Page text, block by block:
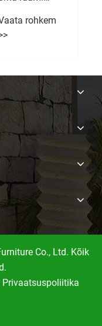
stiilsete
Vaata rohkem
Co., Ltd. Kõik
Privaatsuspoliitika